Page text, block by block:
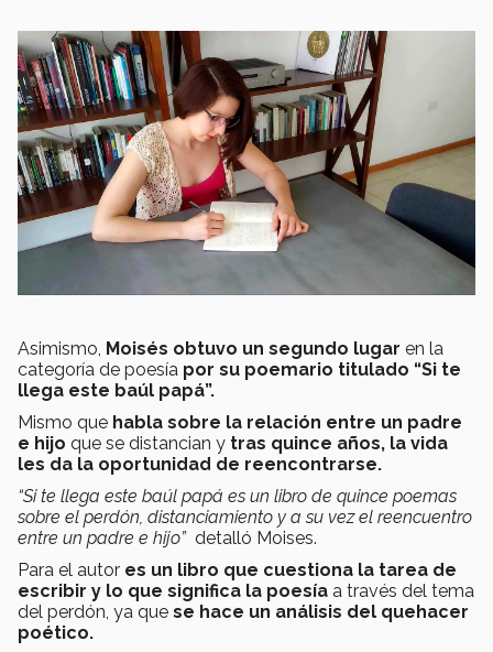
Asimismo, Moisés obtuvo un segundo lugar en la
categoría de poesía por su poemario titulado “Si te
llega este baúl papá”.
Mismo que habla sobre la relación entre un padre
e hijo que se distancian y tras quince años, la vida
les da la oportunidad de reencontrarse.
“Si te llega este baúl papá es un libro de quince poemas
sobre el perdón, distanciamiento y a su vez el reencuentro
entre un padre e hijo” detalló Moises.
Para el autor es un libro que cuestiona la tarea de
escribir y lo que significa la poesía a través del tema
del perdón, ya que se hace un análisis del quehacer
poético.